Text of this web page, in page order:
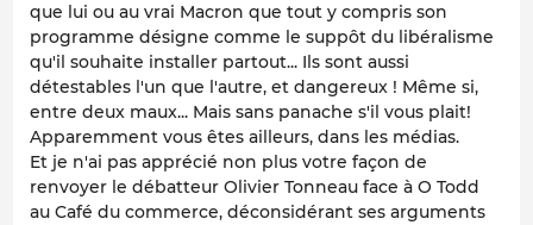
que lui ou au vrai Macron que tout y compris son
programme désigne comme le suppôt du libéralisme
qu'il souhaite installer partout... Ils sont aussi
détestables l'un que l'autre, et dangereux ! Même si,
entre deux maux... Mais sans panache s'il vous plait!
Apparemment vous êtes ailleurs, dans les médias.
Et je n'ai pas apprécié non plus votre façon de
renvoyer le débatteur Olivier Tonneau face à O Todd
au Café du commerce, déconsidérant ses arguments